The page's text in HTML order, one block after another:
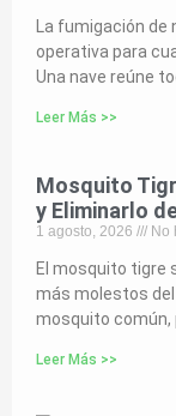
La fumigación
operativa para
Una nave reúne
Leer Más >>
Mosquito
y Eliminarlo
1 agosto, 2026 No
El mosquito tigre
más molestos del
mosquito común,
Leer Más >>